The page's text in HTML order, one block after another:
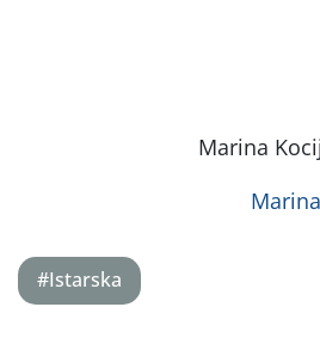
Marina
#Istarska